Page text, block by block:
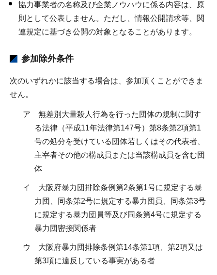
協力事業者の名称及び企業ノウハウに係る内容は、原
則として公表しません。ただし、情報公開請求等、関
連規定に基づき公開の対象となることがあります。
参加除外条件
次のいずれかに該当する場合は、参加頂くことができま
せん。
ア 無差別大量殺人行為を行った団体の規制に関す
る法律（平成11年法律第147号）第8条第2項第1
号の処分を受けている団体若しくはその代表者、
主宰者その他の構成員または当該構成員を含む団
体
イ 大阪府暴力団排除条例第2条第1号に規定する暴
力団、同条第2号に規定する暴力団員、同条第3号
に規定する暴力団員等及び同条第4号に規定する
暴力団密接関係者
ウ 大阪府暴力団排除条例第14条第1項、第2項又は
第3項に違反している事実がある者